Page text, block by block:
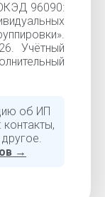
96090:
Учётный
об ИП
→